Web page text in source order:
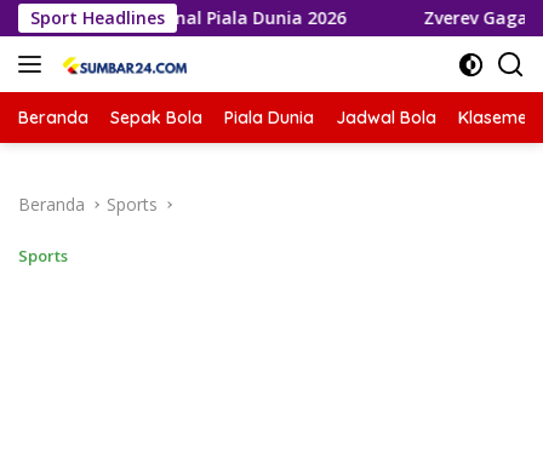
Langsung
ke
konten
Sport Headlines
ke Final Piala Dunia 2026 Zverev Gagal Juara di
Beranda Sepak Bola Piala Dunia Jadwal Bola Klasemen
Beranda Sports
Sports